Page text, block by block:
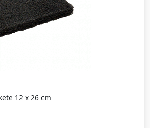
12 x 26 cm